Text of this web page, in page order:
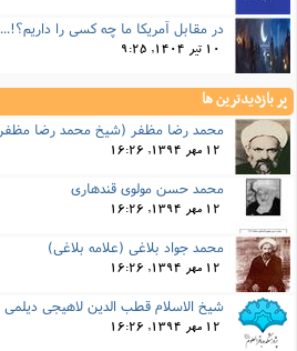
در مقابل آمریکا ما چه کسی را داریم؟!...
10 تیر 1404, 9:25
پر بازدیدترین ها
محمد رضا مظفر (شیخ محمد رضا مظفر)
12 مهر 1394, 16:26
محمد حسن مولوی قندهاری
12 مهر 1394, 16:26
محمد جواد بلاغی (علامه بلاغی)
12 مهر 1394, 16:26
شیخ الاسلام قطب الدین لاهیجی دیلمی
12 مهر 1394, 16:26